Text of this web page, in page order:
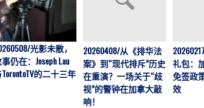
光影未散，
仍在：Joseph Lau
的二十三年
20260408/从《排华法
案》到“现代排斥”历史
在重演？一场关于“歧
视”的警钟在加拿大敲
响！
礼包：
免签政
效